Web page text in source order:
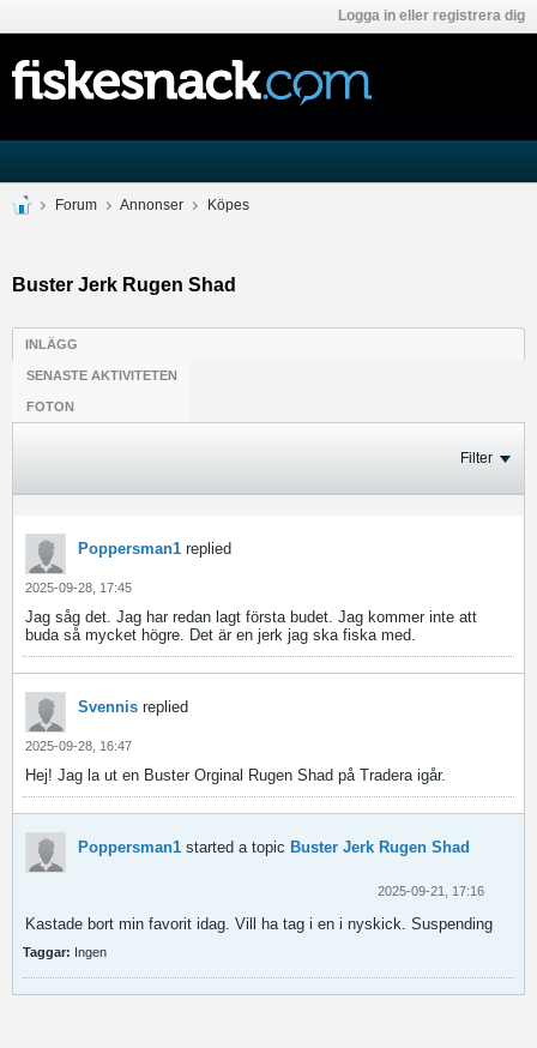
Logga in eller registrera dig
Forum Annonser Köpes
Buster Jerk Rugen Shad
INLÄGG
SENASTE AKTIVITETEN
FOTON
Filter
Poppersman1 replied
2025-09-28, 17:45
Jag såg det. Jag har redan lagt första budet. Jag kommer inte att
buda så mycket högre. Det är en jerk jag ska fiska med.
Svennis replied
2025-09-28, 16:47
Hej! Jag la ut en Buster Orginal Rugen Shad på Tradera igår.
Poppersman1 started a topic Buster Jerk Rugen Shad
2025-09-21, 17:16
Kastade bort min favorit idag. Vill ha tag i en i nyskick. Suspending
Taggar: Ingen